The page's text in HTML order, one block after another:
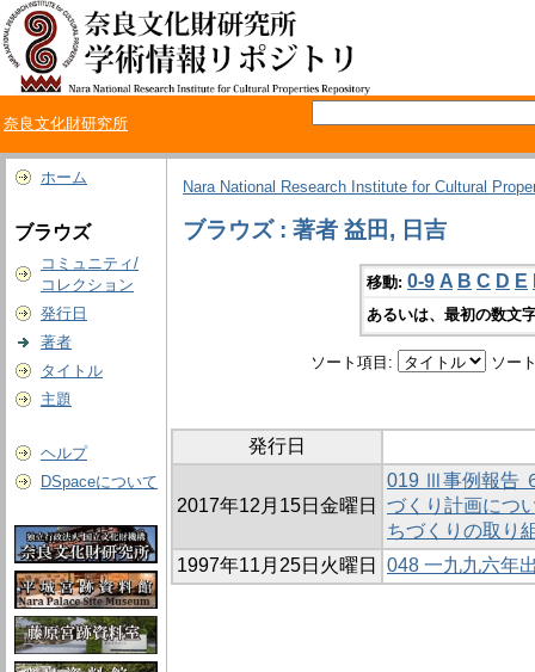
奈良文化財研究所
ホーム
ブラウズ
コミュニティ/
コレクション
発行日
著者
タイトル
主題
ヘルプ
DSpaceについて
Nara National Research Institute for Cultural
ブラウズ : 著者 益田, 日吉
移動: 0-9 A B C D E
あるいは、最初の数文
ソート項目: ソー
発行日
2017年12月15日金曜日
019 Ⅲ事例報告
づくり計画につ
ちづくりの取り
1997年11月25日火曜日
048 一九九六年